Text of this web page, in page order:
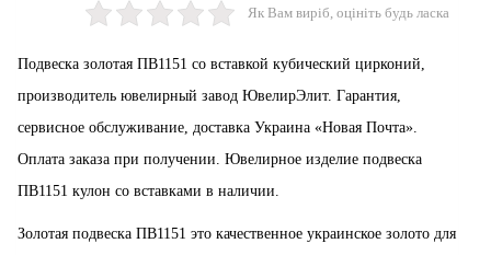
Як Вам виріб, оцініть будь ласка
Подвеска золотая ПВ1151 со вставкой кубический цирконий,
производитель ювелирный завод ЮвелирЭлит. Гарантия,
сервисное обслуживание, доставка Украина «Новая Почта».
Оплата заказа при получении. Ювелирное изделие подвеска
ПВ1151 кулон со вставками в наличии.
Золотая подвеска ПВ1151 это качественное украинское золото для